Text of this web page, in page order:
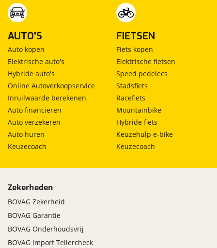
AUTO'S
Auto kopen
Elektrische auto's
Hybride auto's
Online Autoverkoopservice
Inruilwaarde berekenen
Auto financieren
Auto verzekeren
Auto huren
Keuzecoach
FIETSEN
Fiets kopen
Elektrische fietsen
Speed pedelecs
Stadsfiets
Racefiets
Mountainbike
Hybride fiets
Keuzehulp e-bike
Keuzecoach
Zekerheden
BOVAG Zekerheid
BOVAG Garantie
BOVAG Onderhoudsvrij
BOVAG Import Tellercheck